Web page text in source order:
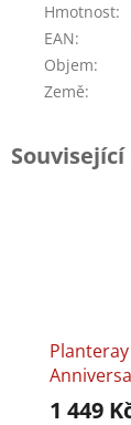
Hmotnost:
EAN:
Objem:
Země:
40%
1 449